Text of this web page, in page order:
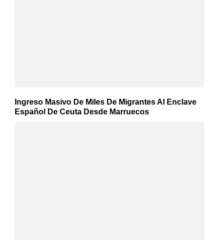
Ingreso Masivo De Miles De Migrantes Al Enclave
Español De Ceuta Desde Marruecos